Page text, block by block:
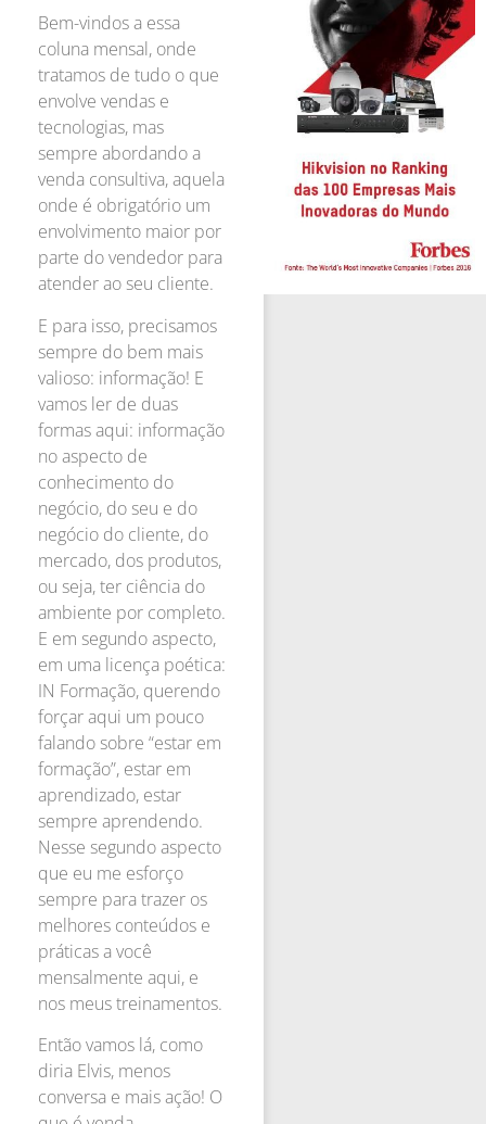
Bem-vindos a essa
coluna mensal, onde
tratamos de tudo o que
envolve vendas e
tecnologias, mas
sempre abordando a
venda consultiva, aquela
onde é obrigatório um
envolvimento maior por
parte do vendedor para
atender ao seu cliente.
E para isso, precisamos
sempre do bem mais
valioso: informação! E
vamos ler de duas
formas aqui: informação
no aspecto de
conhecimento do
negócio, do seu e do
negócio do cliente, do
mercado, dos produtos,
ou seja, ter ciência do
ambiente por completo.
E em segundo aspecto,
em uma licença poética:
IN Formação, querendo
forçar aqui um pouco
falando sobre “estar em
formação”, estar em
aprendizado, estar
sempre aprendendo.
Nesse segundo aspecto
que eu me esforço
sempre para trazer os
melhores conteúdos e
práticas a você
mensalmente aqui, e
nos meus treinamentos.
Então vamos lá, como
diria Elvis, menos
conversa e mais ação! O